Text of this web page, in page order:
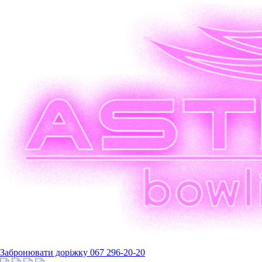
Забронювати доріжку 067 296-20-20